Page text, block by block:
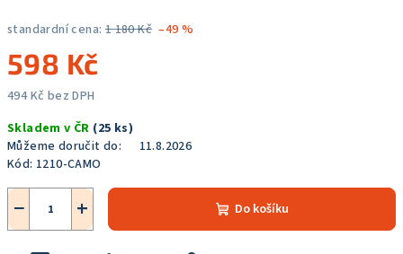
standardní cena: 1 180 Kč –49 %
598 Kč
494 Kč bez DPH
cena:
Skladem v ČR (25 ks)
Můžeme doručit do:
11.8.2026
Kód: 1210-CAMO
+
− Do košíku